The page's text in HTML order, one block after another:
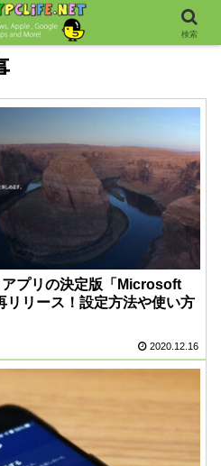
プリの決定版「Microsoft
リリース！設定方法や使い方
2020.12.16
検索